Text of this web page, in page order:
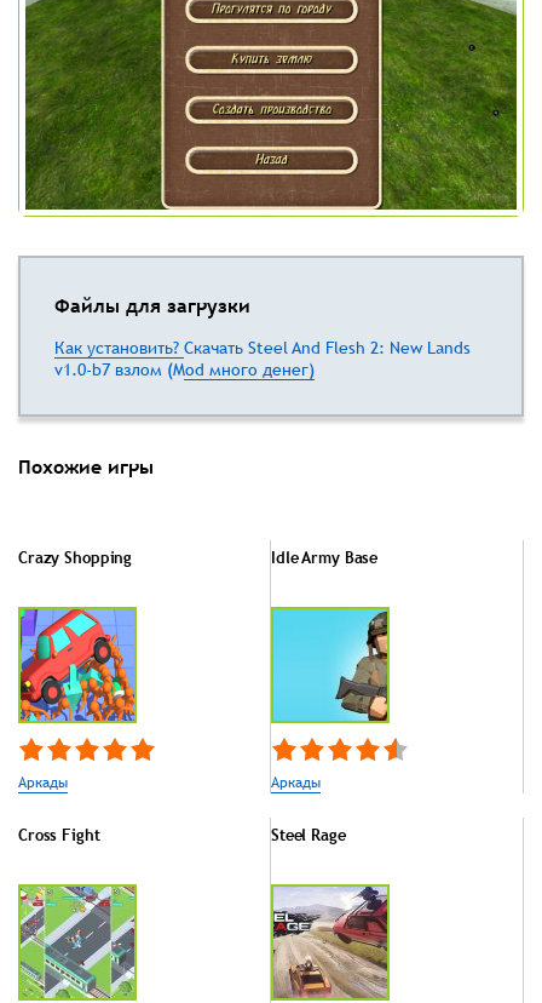
Файлы для загрузки
Как установить? Скачать Steel And Flesh 2: New Lands
v1.0-b7 взлом (Mod много денег)
Похожие игры
Crazy Shopping
Аркады
Idle Army Base
Аркады
Cross Fight Steel Rage